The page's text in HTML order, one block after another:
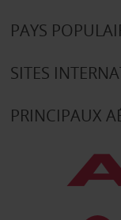
PAYS
SITES
PRINCIPAUX